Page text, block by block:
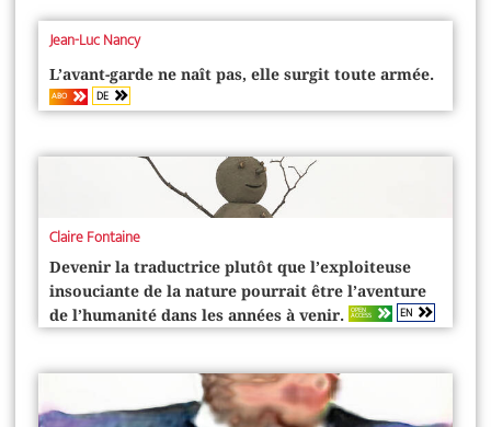
Jean-Luc Nancy
L’avant-garde ne naît pas, elle surgit toute armée.
ABO DE
Claire Fontaine
Devenir la traductrice plutôt que l’exploiteuse
insouciante de la nature pourrait être l’aventure
de l’humanité dans les années à venir. OPEN
ACCESS EN